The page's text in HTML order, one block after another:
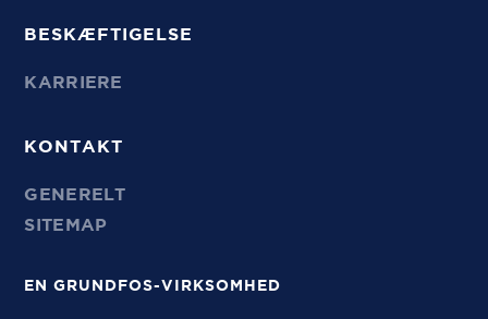
BESKÆFTIGELSE
KARRIERE
KONTAKT
GENERELT
SITEMAP
EN GRUNDFOS-VIRKSOMHED